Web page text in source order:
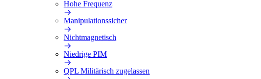
Hohe Frequenz
Manipulationssicher
Nichtmagnetisch
Niedrige PIM
QPL Militärisch zugelassen